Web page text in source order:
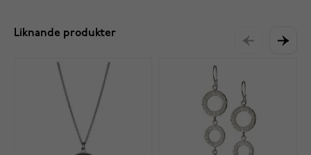
Liknande produkter